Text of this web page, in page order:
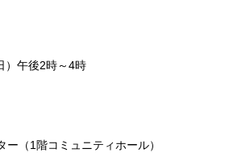
）午後2時～4時
（1階コミュニティホール）